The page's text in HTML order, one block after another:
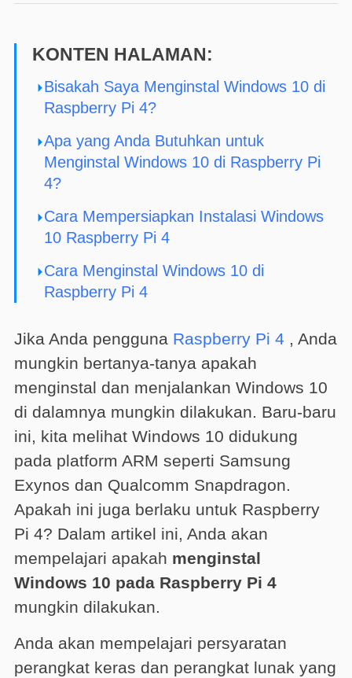
KONTEN HALAMAN:
Bisakah Saya Menginstal Windows 10 di
Raspberry Pi 4?
Apa yang Anda Butuhkan untuk
Menginstal Windows 10 di Raspberry Pi
4?
Cara Mempersiapkan Instalasi Windows
10 Raspberry Pi 4
Cara Menginstal Windows 10 di
Raspberry Pi 4
Jika Anda pengguna Raspberry Pi 4 , Anda
mungkin bertanya-tanya apakah
menginstal dan menjalankan Windows 10
di dalamnya mungkin dilakukan. Baru-baru
ini, kita melihat Windows 10 didukung
pada platform ARM seperti Samsung
Exynos dan Qualcomm Snapdragon.
Apakah ini juga berlaku untuk Raspberry
Pi 4? Dalam artikel ini, Anda akan
mempelajari apakah menginstal
Windows 10 pada Raspberry Pi 4
mungkin dilakukan.
Anda akan mempelajari persyaratan
perangkat keras dan perangkat lunak yang